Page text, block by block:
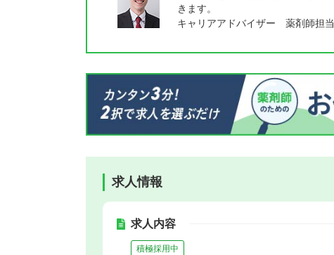
きます。
キャリアアドバイザー 薬剤師担当
求人情報
求人内容
積極採用中